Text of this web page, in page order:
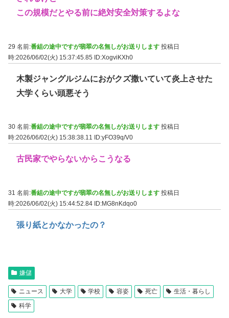
この規模だとやる前に絶対安全対策するよな
29 名前:番組の途中ですが翡翠の名無しがお送りします 投稿日
時:2026/06/02(火) 15:37:45.85 ID:XogviKXh0
木製ジャングルジムにおがクズ撒いていて炎上させた
大学くらい頭悪そう
30 名前:番組の途中ですが翡翠の名無しがお送りします 投稿日
時:2026/06/02(火) 15:38:38.11
ID:yFO39q/V0
古民家でやらないからこうなる
31 名前:番組の途中ですが翡翠の名無しがお送りします 投稿日
時:2026/06/02(火) 15:44:52.84 ID:MG8nKdqo0
張り紙とかなかったの？
嫌儲
ニュース 大学 学校 容姿 死亡
生活・暮らし
科学